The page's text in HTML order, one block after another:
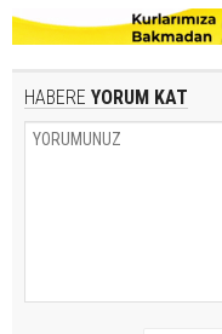
HABERE YORUM KAT